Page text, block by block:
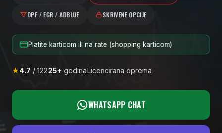
DPF / EGR / ADBLUE SKRIVENE OPCIJE
Platite karticom ili na rate (shopping karticom)
★4.7 / 12225+ godinaLicencirana oprema
WHATSAPP CHAT